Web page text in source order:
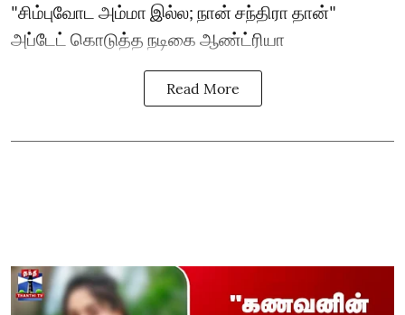
"சிம்புவோட அம்மா இல்ல; நான் சந்திரா தான்"
அப்டேட் கொடுத்த நடிகை ஆண்ட்ரியா
Read More